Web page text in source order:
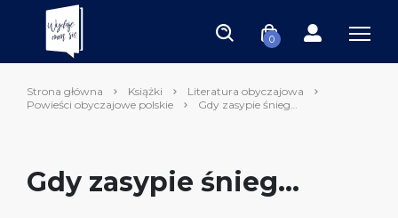
0
Strona główna Książki
Literatura obyczajowa
Powieści obyczajowe polskie
Gdy zasypie śnieg…
Gdy zasypie śnieg…